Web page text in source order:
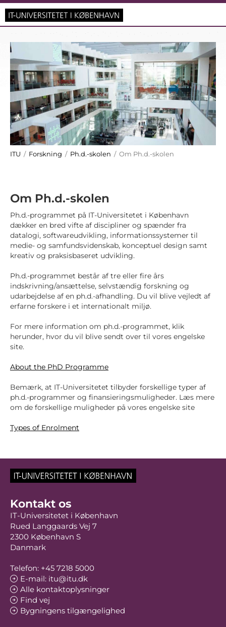
ITU / Forskning / Ph.d.-skolen / Om Ph.d.-skolen
Om Ph.d.-skolen
Ph.d.-programmet på IT-Universitetet i København
dækker en bred vifte af discipliner og spænder fra
datalogi, softwareudvikling, informationssystemer til
medie- og samfundsvidenskab, konceptuel design samt
kreativ og praksisbaseret udvikling.
Ph.d.-programmet består af tre eller fire års
indskrivning/ansættelse, selvstændig forskning og
udarbejdelse af en ph.d.-afhandling. Du vil blive vejledt af
erfarne forskere i et internationalt miljø.
For mere information om ph.d.-programmet, klik
herunder, hvor du vil blive sendt over til vores engelske
site.
About the PhD Programme
Bemærk, at IT-Universitetet tilbyder forskellige typer af
ph.d.-programmer og finansieringsmuligheder. Læs mere
om de forskellige muligheder på vores engelske site
Types of Enrolment
Kontakt os
IT-Universitetet i København
Rued Langgaards Vej 7
2300 København S
Danmark
Telefon: +45 7218 5000
E-mail: itu@itu.dk
Alle kontaktoplysninger
Find vej
Bygningens tilgængelighed